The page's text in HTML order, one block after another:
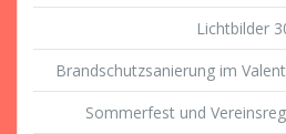
Lichtbilder
Brandschutzsanierung im
Sommerfest und